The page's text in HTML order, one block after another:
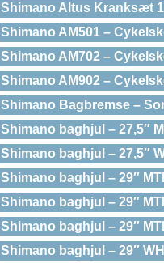
Shimano Altus Kranksæt
Shimano AM501 –
Shimano AM702 –
Shimano AM902 –
Shimano Bagbremse –
Shimano baghjul – 27,5″
Shimano baghjul – 27,5″
Shimano baghjul – 29″
Shimano baghjul – 29″
Shimano baghjul – 29″
Shimano baghjul – 29″